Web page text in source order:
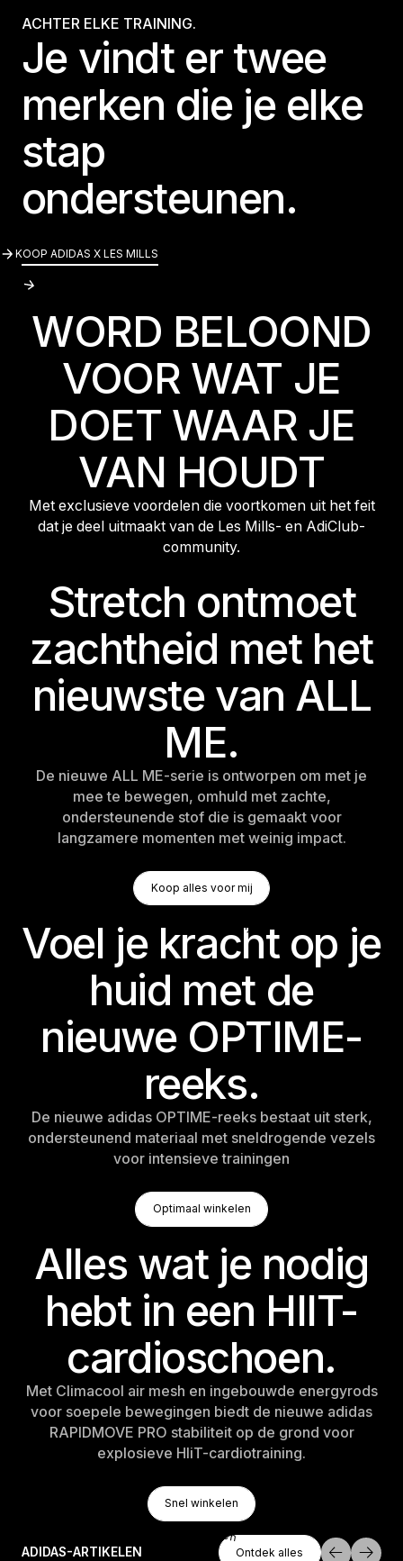
ACHTER ELKE TRAINING.
Je vindt er twee
merken die je elke
stap
ondersteunen.
KOOP ADIDAS X LES MILLS
KOOP ADIDAS X LES MILLS
WORD BELOOND
VOOR WAT JE
DOET WAAR JE
VAN HOUDT
Met exclusieve voordelen die voortkomen uit het feit
dat je deel uitmaakt van de Les Mills- en AdiClub-
community.
Stretch ontmoet
zachtheid met het
nieuwste van ALL
ME.
De nieuwe ALL ME-serie is ontworpen om met je
mee te bewegen, omhuld met zachte,
ondersteunende stof die is gemaakt voor
langzamere momenten met weinig impact.
Koop Alles Voor Mij
Koop alles voor mij
Voel je kracht op je
huid met de
nieuwe OPTIME-
reeks.
De nieuwe adidas OPTIME-reeks bestaat uit sterk,
ondersteunend materiaal met sneldrogende vezels
voor intensieve trainingen
Optimaal Winkelen
Optimaal winkelen
Alles wat je nodig
hebt in een HIIT-
cardioschoen.
Met Climacool air mesh en ingebouwde energyrods
voor soepele bewegingen biedt de nieuwe adidas
RAPIDMOVE PRO stabiliteit op de grond voor
explosieve HIiT-cardiotraining.
Snel Winkelen
Snel winkelen
Snel winkelen
ADIDAS-ARTIKELEN
Ontdek Alles
Ontdek alles